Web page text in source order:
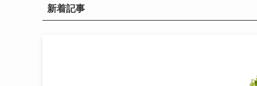
新着記事